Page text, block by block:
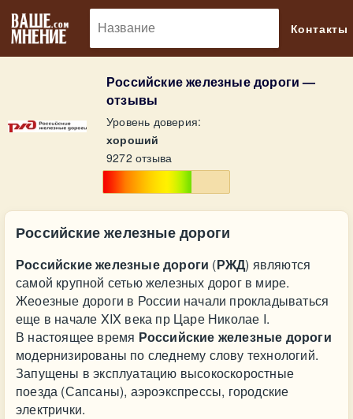
Контакты
Российские железные дороги —
отзывы
Уровень доверия:
хороший
9272 отзыва
Российские железные дороги
Российские железные дороги (РЖД) являются
самой крупной сетью железных дорог в мире.
Жеоезные дороги в России начали прокладываться
еще в начале XIX века пр Царе Николае I.
В настоящее время Российские железные дороги
модернизированы по следнему слову технологий.
Запущены в эксплуатацию высокоскоростные
поезда (Сапсаны), аэроэкспрессы, городские
электрички.